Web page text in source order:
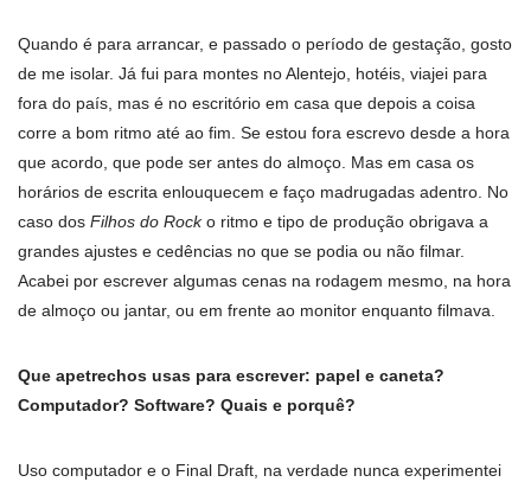
Quando é para arrancar, e passado o período de gestação, gosto
de me isolar. Já fui para montes no Alentejo, hotéis, viajei para
fora do país, mas é no escritório em casa que depois a coisa
corre a bom ritmo até ao fim. Se estou fora escrevo desde a hora
que acordo, que pode ser antes do almoço. Mas em casa os
horários de escrita enlouquecem e faço madrugadas adentro. No
caso dos Filhos do Rocko ritmo e tipo de produção obrigava a
grandes ajustes e cedências no que se podia ou não filmar.
Acabei por escrever algumas cenas na rodagem mesmo, na hora
de almoço ou jantar, ou em frente ao monitor enquanto filmava.
Que apetrechos usas para escrever: papel e caneta?
Computador? Software? Quais e porquê?
Uso computador e o Final Draft, na verdade nunca experimentei